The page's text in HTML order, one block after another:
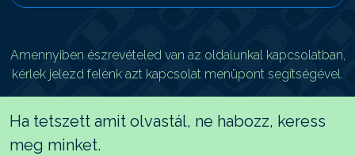
Amennyiben észrevételed van az oldalunkal kapcsolatban,
kérlek jelezd felénk azt kapcsolat menüpont segítségével.
Ha tetszett amit olvastál, ne habozz, keress
meg minket.